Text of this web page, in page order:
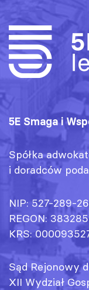
5E Smaga i
Spółka
i doradców
NIP: 527-289-
REGON:
KRS:
Sąd Rejonowy
XII Wydział